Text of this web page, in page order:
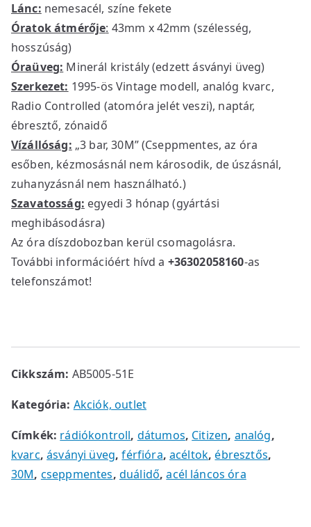
a
l
p
r
i
c
e
w
a
s
:
2
4
5
0
0
t
p
r
i
c
e
i
s
:
2
3
5
0
0
F
Lánc: nemesacél, színe fekete
Óratok átmérője: 43mm x 42mm (szélesség,
hosszúság)
Óraüveg: Minerál kristály (edzett ásványi üveg)
Szerkezet: 1995-ös Vintage modell, analóg kvarc,
Radio Controlled (atomóra jelét veszi), naptár,
ébresztő, zónaidő
Vízállóság: „3 bar, 30M” (Cseppmentes, az óra
esőben, kézmosásnál nem károsodik, de úszásnál,
zuhanyzásnál nem használható.)
Szavatosság: egyedi 3 hónap (gyártási
meghibásodásra)
Az óra díszdobozban kerül csomagolásra.
További információért hívd a +36302058160-as
telefonszámot!
Cikkszám: AB5005-51E
Kategória: Akciók, outlet
Címkék: rádiókontroll, dátumos, Citizen, analóg,
kvarc,ásványi üveg,férfióra, acéltok,ébresztős,
30M, cseppmentes, duálidő,acél láncos óra